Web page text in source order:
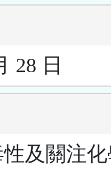
28 日
及關注